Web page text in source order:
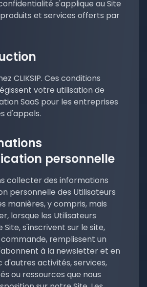
s'applique au Site
et services offerts par
CLIKSIP. Ces conditions
votre utilisation de
SaaS pour les entreprises
d'appels.
personnelle
collecter des informations
personnelle des Utilisateurs
manières, y compris, mais
lorsque les Utilisateurs
s'inscrivent sur le site,
remplissent un
à la newsletter et en
d'autres activités, services,
ou ressources que nous